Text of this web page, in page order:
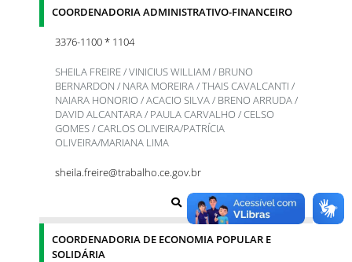
COORDENADORIA ADMINISTRATIVO-FINANCEIRO
3376-1100 * 1104
SHEILA FREIRE / VINICIUS WILLIAM / BRUNO
BERNARDON / NARA MOREIRA / THAIS CAVALCANTI /
NAIARA HONORIO / ACACIO SILVA / BRENO ARRUDA /
DAVID ALCANTARA / PAULA CARVALHO / CELSO
GOMES / CARLOS OLIVEIRA/PATRÍCIA
OLIVEIRA/MARIANA LIMA
sheila.freire@trabalho.ce.gov.br
COORDENADORIA DE ECONOMIA POPULAR E
SOLIDÁRIA